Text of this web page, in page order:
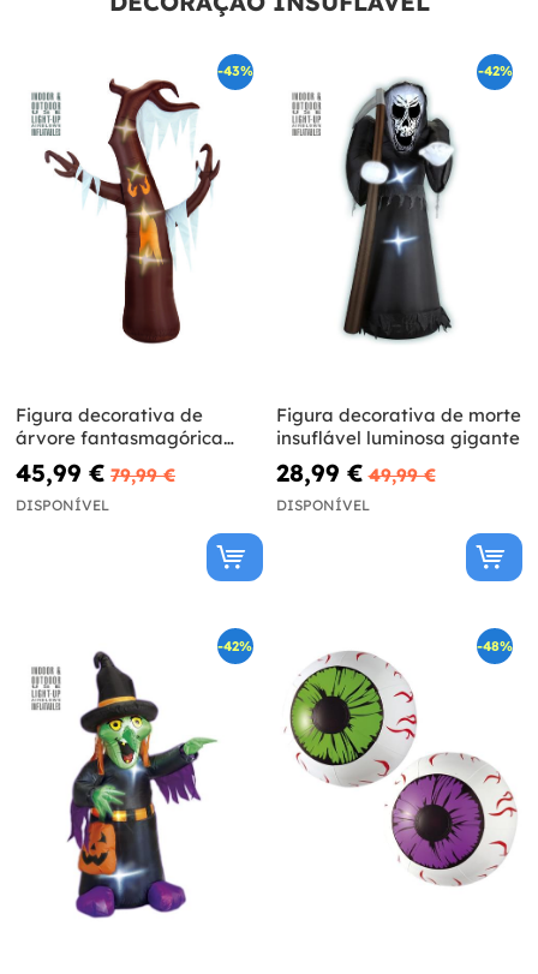
-43%
Figura decorativa de
árvore fantasmagórica
insuflável luminosa gigante
45,99 € 79,99 €
DISPONÍVEL
-42%
Figura decorativa de morte
insuflável luminosa gigante
28,99 € 49,99 €
DISPONÍVEL
-42% -48%